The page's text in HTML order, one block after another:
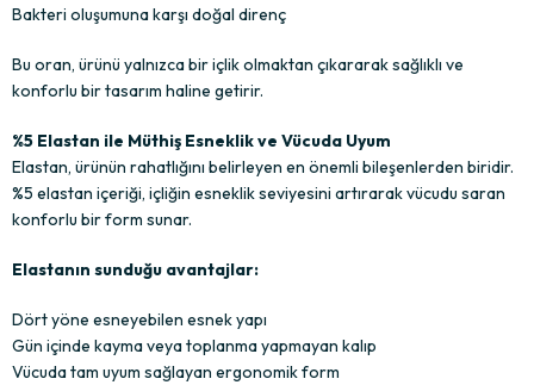
Bakteri oluşumuna karşı doğal direnç
Bu oran, ürünü yalnızca bir içlik olmaktan çıkararak sağlıklı ve
konforlu bir tasarım haline getirir.
%5 Elastan ile Müthiş Esneklik ve Vücuda Uyum
Elastan, ürünün rahatlığını belirleyen en önemli bileşenlerden biridir.
%5 elastan içeriği, içliğin esneklik seviyesini artırarak vücudu saran
konforlu bir form sunar.
Elastanın sunduğu avantajlar:
Dört yöne esneyebilen esnek yapı
Gün içinde kayma veya toplanma yapmayan kalıp
Vücuda tam uyum sağlayan ergonomik form